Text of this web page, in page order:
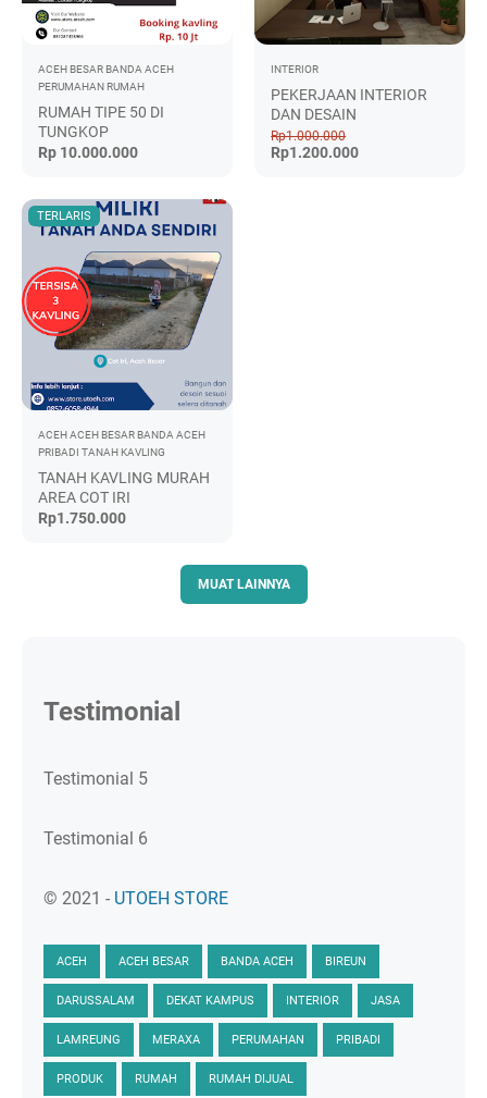
ACEH BESAR BANDA ACEH
PERUMAHAN RUMAH
RUMAH TIPE 50 DI
TUNGKOP
Rp 10.000.000
INTERIOR
PEKERJAAN INTERIOR
DAN DESAIN
Rp1.000.000
Rp1.200.000
ACEHACEH BESAR BANDA ACEH
PRIBADI TANAH KAVLING
TANAH KAVLING MURAH
AREA COT IRI
Rp1.750.000
TERLARIS
MUAT LAINNYA
Testimonial
Testimonial 5
Testimonial 6
© 2021 - UTOEH STORE
ACEH ACEH BESAR BANDA ACEH BIREUN
DARUSSALAM DEKAT KAMPUS INTERIOR JASA
LAMREUNG MERAXA PERUMAHAN PRIBADI
PRODUK RUMAH RUMAH DIJUAL